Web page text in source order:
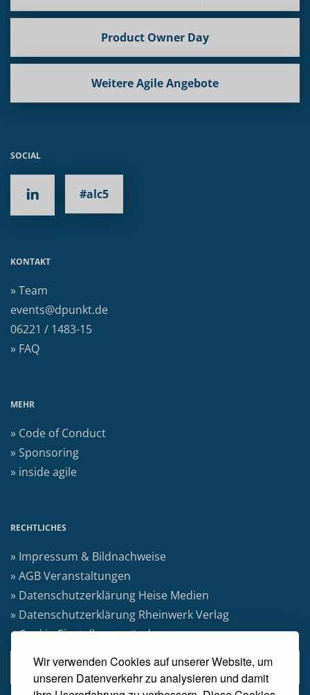
Wir verwenden Cookies auf unserer Website, um
unseren Datenverkehr zu analysieren und damit
Product Owner Day
Weitere Agile Angebote
SOCIAL
#alc5
KONTAKT
» Team
events@dpunkt.de
06221 / 1483-15
» FAQ
MEHR
» Code of Conduct
» Sponsoring
» inside agile
RECHTLICHES
» Impressum & Bildnachweise
» AGB Veranstaltungen
» Datenschutzerklärung Heise Medien
» Datenschutzerklärung Rheinwerk Verlag
» Cookie-Einstellungen ändern
» Vertrag widerrufen